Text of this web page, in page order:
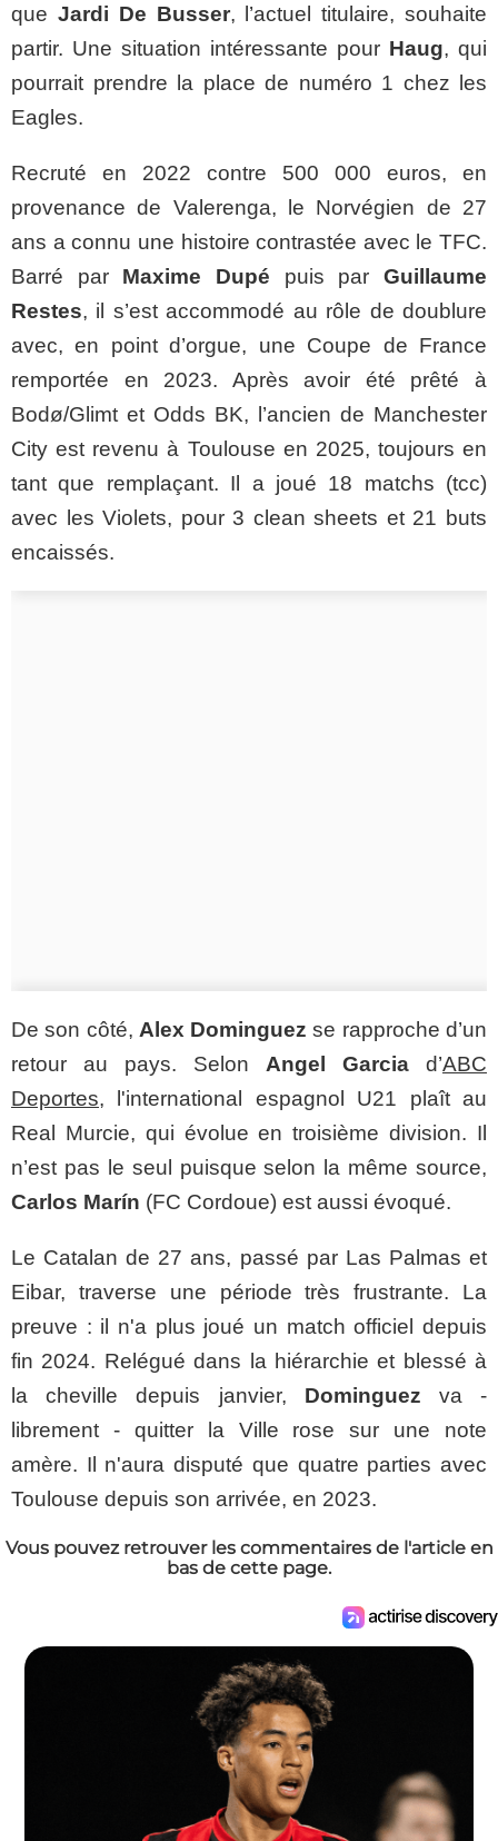
que Jardi De Busser, l’actuel titulaire, souhaite
partir. Une situation intéressante pour Haug, qui
pourrait prendre la place de numéro 1 chez les
Eagles.
Recruté en 2022 contre 500 000 euros, en
provenance de Valerenga, le Norvégien de 27
ans a connu une histoire contrastée avec le TFC.
Barré par Maxime Dupé puis parGuillaume
Restes, il s’est accommodé au rôle de doublure
avec, en point d’orgue, une Coupe de France
remportée en 2023. Après avoir été prêté à
Bodø/Glimt et Odds BK, l’ancien de Manchester
City est revenu à Toulouse en 2025, toujours en
tant que remplaçant. Il a joué 18 matchs (tcc)
avec les Violets, pour 3 clean sheets et 21 buts
encaissés.
De son côté, Alex Dominguez se rapproche d’un
retour au pays. Selon Angel Garcia d’ABC
Deportes, l'international espagnol U21 plaît au
Real Murcie, qui évolue en troisième division. Il
n’est pas le seul puisque selon la même source,
Carlos Marín (FC Cordoue) est aussi évoqué.
Le Catalan de 27 ans, passé par Las Palmas et
Eibar, traverse une période très frustrante. La
preuve : il n'a plus joué un match officiel depuis
fin 2024. Relégué dans la hiérarchie et blessé à
la cheville depuis janvier, Dominguez va -
librement - quitter la Ville rose sur une note
amère. Il n'aura disputé que quatre parties avec
Toulouse depuis son arrivée, en 2023.
Vous pouvez retrouver les commentaires de l'article en
bas de cette page.